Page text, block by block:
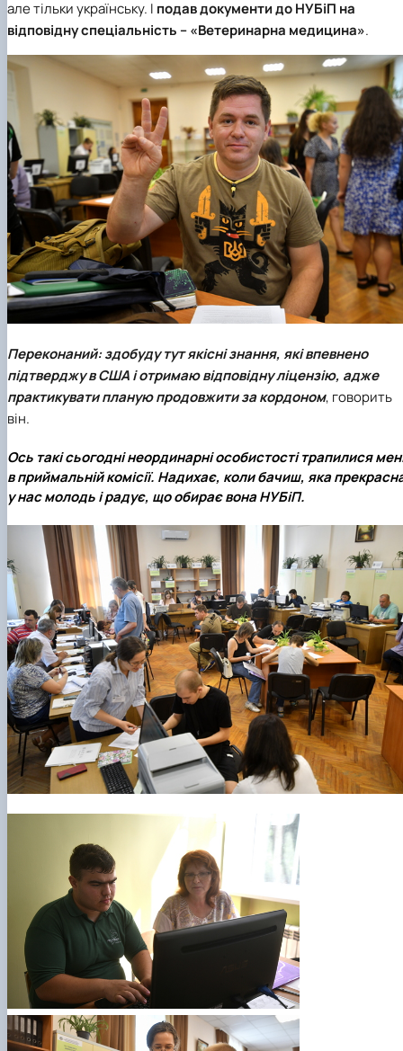
але тільки українську. І подав документи до НУБіП на
відповідну спеціальність – «Ветеринарна медицина».
Переконаний: здобуду тут якісні знання, які впевнено
підтверджу в США і отримаю відповідну ліцензію, адже
практикувати планую продовжити за кордоном, говорить
він.
Ось такі сьогодні неординарні особистості трапилися
в приймальній комісії. Надихає, коли бачиш, яка
у нас молодь і радує, що обирає вона НУБіП.